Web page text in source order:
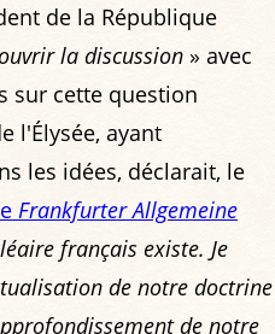
de la République
la discussion » avec
sur cette question
l'Élysée, ayant
les idées, déclarait, le
Frankfurter Allgemeine
français existe. Je
de notre doctrine
de notre